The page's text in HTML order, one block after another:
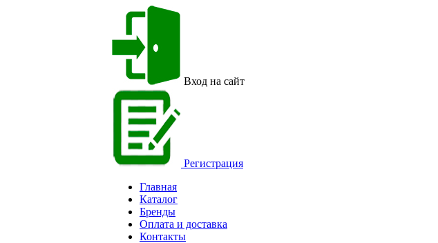
Вход на сайт
Регистрация
Главная
Каталог
Бренды
Оплата и доставка
Контакты